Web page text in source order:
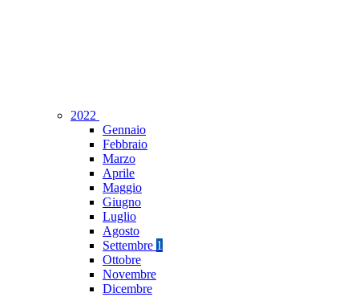
2022
Gennaio
Febbraio
Marzo
Aprile
Maggio
Giugno
Luglio
Agosto
Settembre 1
Ottobre
Novembre
Dicembre